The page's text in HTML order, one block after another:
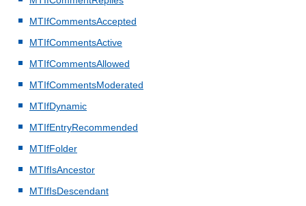
MTIfCommentsAccepted
MTIfCommentsActive
MTIfCommentsAllowed
MTIfCommentsModerated
MTIfDynamic
MTIfEntryRecommended
MTIfFolder
MTIfIsAncestor
MTIfIsDescendant